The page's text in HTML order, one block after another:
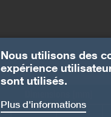
Nous utilisons des
expérience
sont utilisés.
Plus d'informations